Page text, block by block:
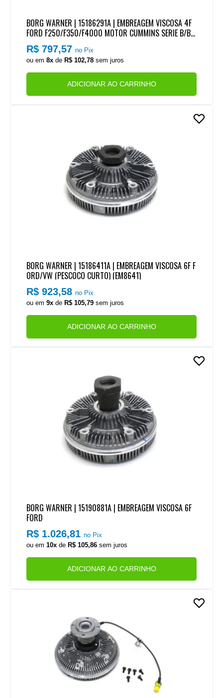
BORG WARNER | 15186291A | EMBREAGEM VISCOSA 4F
FORD F250/F350/F4000 MOTOR CUMMINS SERIE B/BT
4CIL
R$ 797,57no Pix
ou em8x de R$ 102,78 sem juros
ADICIONAR AO CARRINHO
BORG WARNER | 15186411A | EMBREAGEM VISCOSA 6F F
ORD/VW (PESCOCO CURTO) (EM8641)
R$ 923,58no Pix
ou em9x de R$ 105,79 sem juros
ADICIONAR AO CARRINHO
BORG WARNER | 15190881A | EMBREAGEM VISCOSA 6F
FORD
R$ 1.026,81no Pix
ou em10x de R$ 105,86 sem juros
ADICIONAR AO CARRINHO